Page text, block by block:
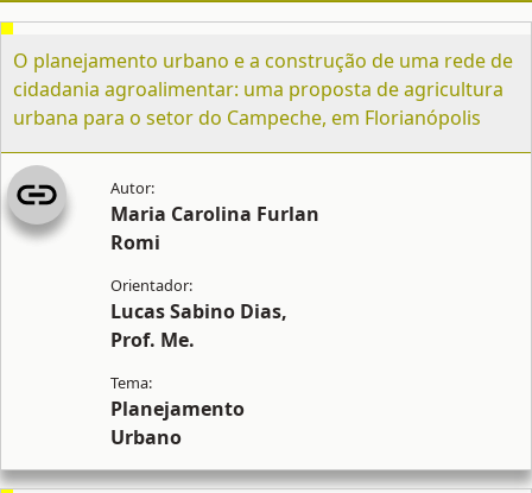
O planejamento urbano e a construção de uma rede de
cidadania agroalimentar: uma proposta de agricultura
urbana para o setor do Campeche, em Florianópolis
Maria Carolina Furlan
Romi
Lucas Sabino Dias,
Prof. Me.
Planejamento
Urbano